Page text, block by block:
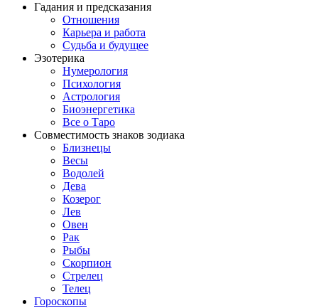
Гадания и предсказания
Отношения
Карьера и работа
Cудьба и будущее
Эзотерика
Нумерология
Психология
Астрология
Биоэнергетика
Все о Таро
Совместимость знаков зодиака
Близнецы
Весы
Водолей
Дева
Козерог
Лев
Овен
Рак
Рыбы
Скорпион
Стрелец
Телец
Гороскопы